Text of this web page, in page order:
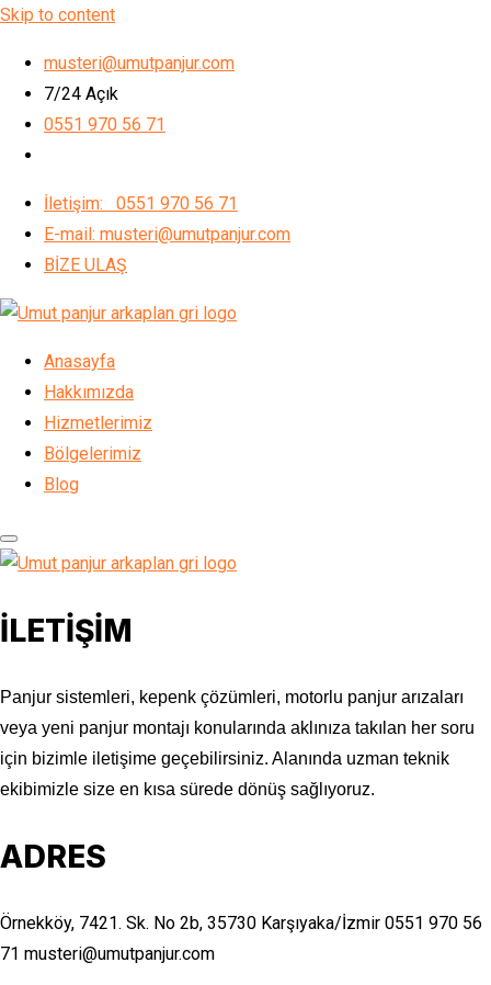
Skip to content
musteri@umutpanjur.com
7/24 Açık
0551 970 56 71
İletişim: 0551 970 56 71
E-mail: musteri@umutpanjur.com
BİZE ULAŞ
Anasayfa
Hakkımızda
Hizmetlerimiz
Bölgelerimiz
Blog
İLETİŞİM
Panjur sistemleri, kepenk çözümleri, motorlu panjur arızaları
veya yeni panjur montajı konularında aklınıza takılan her soru
için bizimle iletişime geçebilirsiniz. Alanında uzman teknik
ekibimizle size en kısa sürede dönüş sağlıyoruz.
ADRES
Örnekköy, 7421. Sk. No 2b, 35730 Karşıyaka/İzmir 0551 970 56
71 musteri@umutpanjur.com